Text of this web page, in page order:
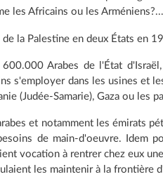
de la Palestine en deux États en
600.000 Arabes de l'État
s'employer dans les usines et
(Judée-Samarie), Gaza ou les
et notamment les émirats
de main-d'oeuvre. Idem
vocation à rentrer chez eux
les maintenir à la frontière